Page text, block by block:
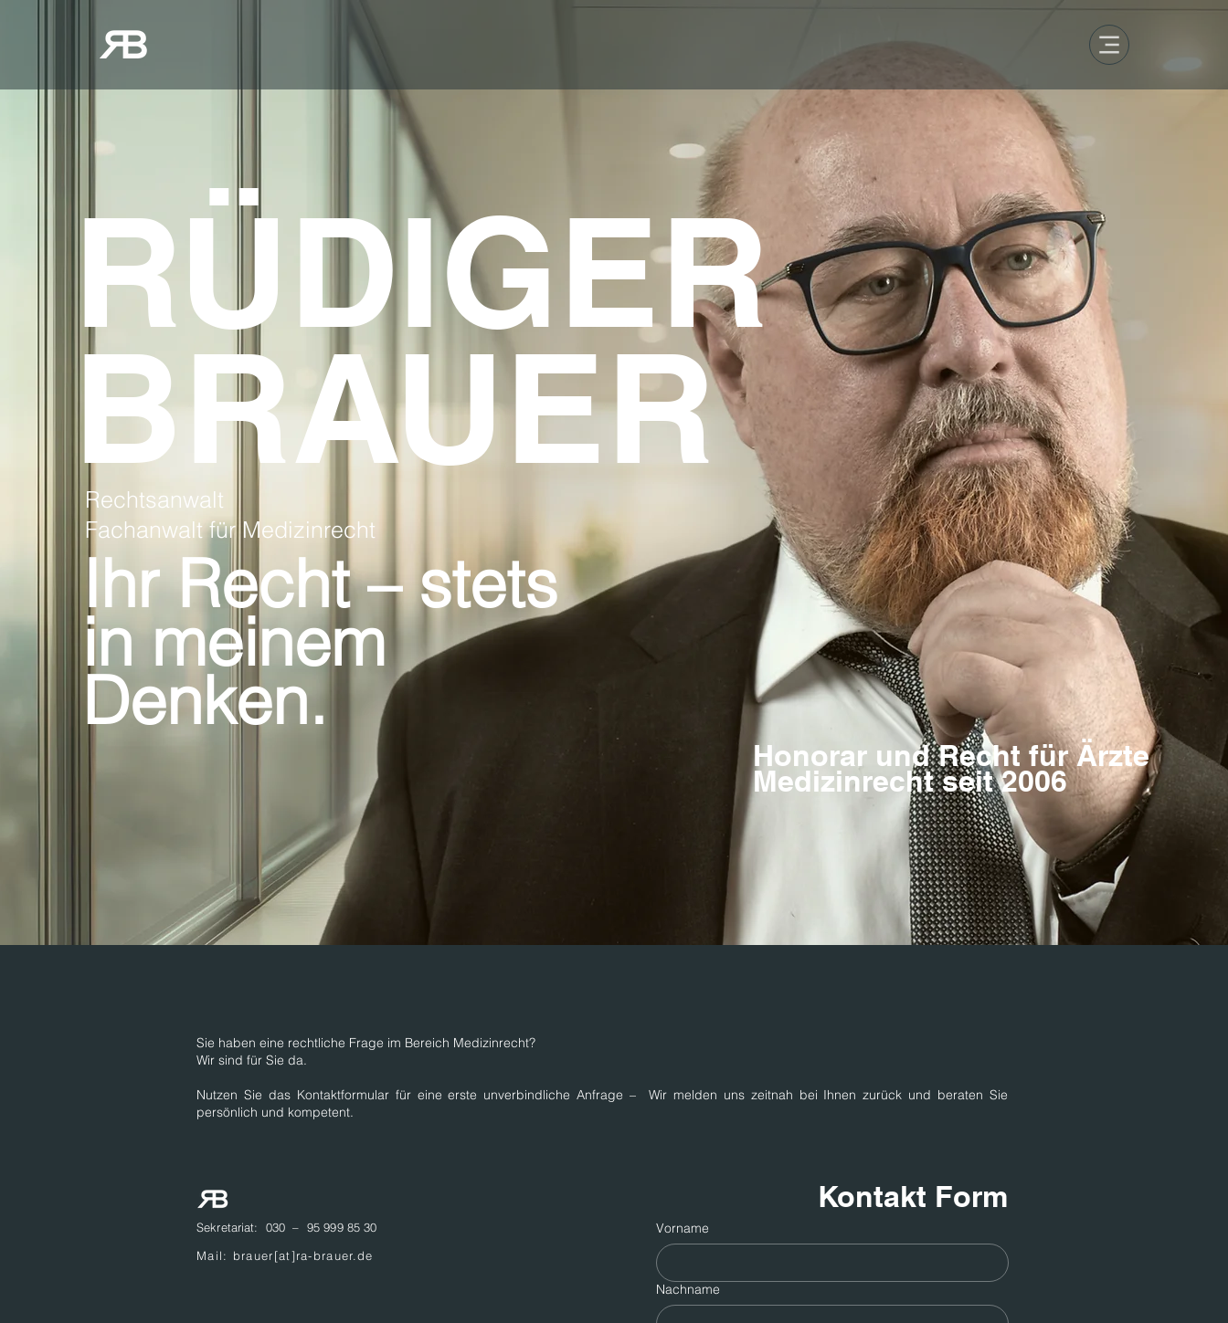
RÜDIGER
BRAUER
Rechtsanwalt
Fachanwalt für Medizinrecht
Ihr Recht – stets
in meinem
Denken.
Honorar und Recht für Ärzte
Medizinrecht seit 2006
Sie haben eine rechtliche Frage im Bereich Medizinrecht?
Wir sind für Sie da.
Nutzen Sie das Kontaktformular für eine erste unverbindliche Anfrage – Wir melden uns zeitnah bei Ihnen zurück und beraten Sie
persönlich und kompetent.
Sekretariat: 030 – 95 999 85 30
Mail: brauer[at]ra-brauer.de
Kontakt Form
Vorname
Nachname